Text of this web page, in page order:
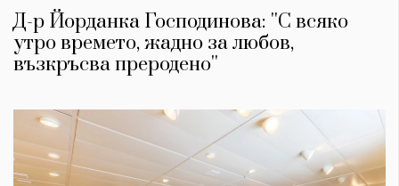
Д-р Йорданка Господинова: ''С всяко
утро времето, жадно за любов,
възкръсва преродено''